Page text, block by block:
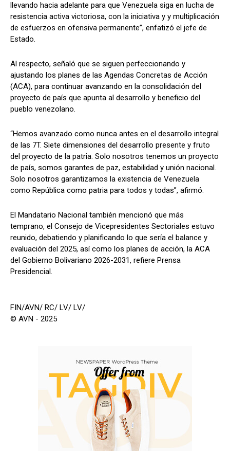
llevando hacia adelante para que Venezuela siga en lucha de
resistencia activa victoriosa, con la iniciativa y y multiplicación
de esfuerzos en ofensiva permanente”, enfatizó el jefe de
Estado.
Al respecto, señaló que se siguen perfeccionando y
ajustando los planes de las Agendas Concretas de Acción
(ACA), para continuar avanzando en la consolidación del
proyecto de país que apunta al desarrollo y beneficio del
pueblo venezolano.
“Hemos avanzado como nunca antes en el desarrollo integral
de las 7T. Siete dimensiones del desarrollo presente y fruto
del proyecto de la patria. Solo nosotros tenemos un proyecto
de país, somos garantes de paz, estabilidad y unión nacional.
Solo nosotros garantizamos la existencia de Venezuela
como República como patria para todos y todas”, afirmó.
El Mandatario Nacional también mencionó que más
temprano, el Consejo de Vicepresidentes Sectoriales estuvo
reunido, debatiendo y planificando lo que sería el balance y
evaluación del 2025, así como los planes de acción, la ACA
del Gobierno Bolivariano 2026-2031, refiere Prensa
Presidencial.
FIN/AVN/ RC/ LV/ LV/
© AVN - 2025